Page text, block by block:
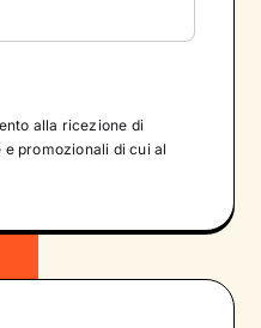
alla ricezione di
promozionali di cui al